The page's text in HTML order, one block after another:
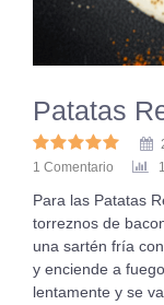
Patatas
1 Comentario
Para las Patatas
torreznos de
una sartén fría
y enciende a
lentamente y se